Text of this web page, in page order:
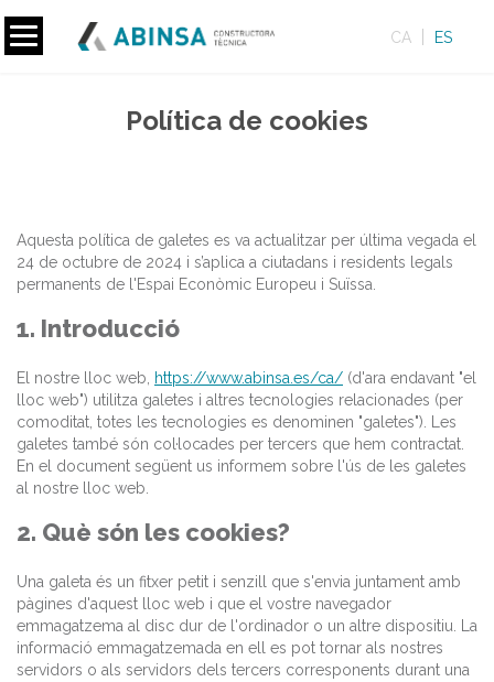
CA ES
Política de cookies
Aquesta política de galetes es va actualitzar per última vegada el
24 de octubre de 2024 i s’aplica a ciutadans i residents legals
permanents de l'Espai Econòmic Europeu i Suïssa.
1. Introducció
El nostre lloc web, https://www.abinsa.es/ca/ (d'ara endavant "el
lloc web") utilitza galetes i altres tecnologies relacionades (per
comoditat, totes les tecnologies es denominen "galetes"). Les
galetes també són col·locades per tercers que hem contractat.
En el document següent us informem sobre l'ús de les galetes
al nostre lloc web.
2. Què són les cookies?
Una galeta és un fitxer petit i senzill que s'envia juntament amb
pàgines d'aquest lloc web i que el vostre navegador
emmagatzema al disc dur de l'ordinador o un altre dispositiu. La
informació emmagatzemada en ell es pot tornar als nostres
servidors o als servidors dels tercers corresponents durant una